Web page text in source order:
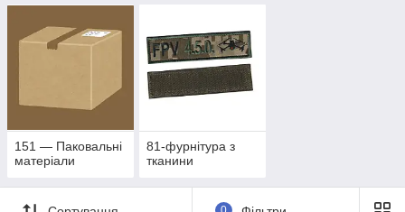
походження
151 — Паковальні
матеріали
81-фурнітура з
тканини